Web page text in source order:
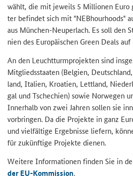
wählt, die mit je­weils 5 Mil­lio­nen
ter be­fin­det sich mit "NEB­hour­hoods"
aus München-​Neuperlach. Es soll
ni­en des Eu­ro­päi­schen Green Dealsauf
An den Leucht­turm­pro­jek­ten sind
Mitgliedsstaaten (Bel­gi­en,
land, Ita­li­en, Kroa­ti­en, Lett­land,
gal und Tsche­chi­en) sowie Nor­we­gen
In­ner­halb von zwei Jah­ren sol­len sie
vor­brin­gen. Da die Pro­jek­te in ganz
und viel­fäl­ti­ge Er­geb­nis­se lie­fern,
für zu­künf­ti­ge Pro­jek­te die­nen.
Wei­te­re In­for­ma­tio­nen fin­den Sie in
der EU-​Kommission.